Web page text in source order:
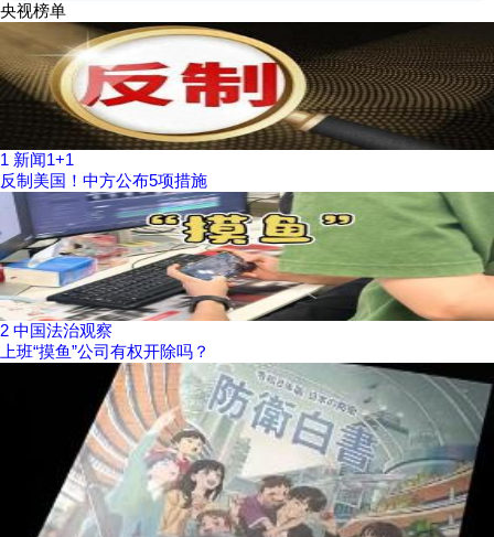
央视榜单
1 新闻1+1
反制美国！中方公布5项措施
2 中国法治观察
上班“摸鱼”公司有权开除吗？